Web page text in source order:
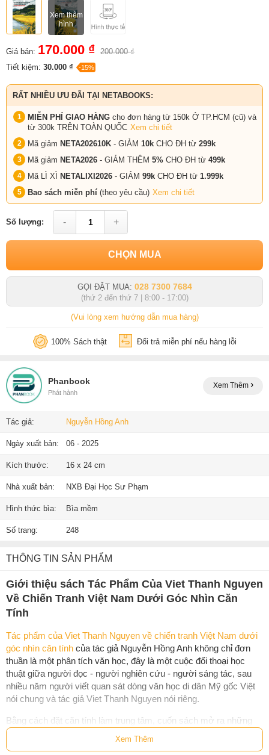
Xem thêm
hình
Giá bán: 170.000 ₫ 200.000 ₫
Tiết kiệm: 30.000 ₫ -15%
RẤT NHIỀU ƯU ĐÃI TẠI NETABOOKS:
MIỄN PHÍ GIAO HÀNG cho đơn hàng từ 150k Ở TP.HCM (cũ) và
từ 300k TRÊN TOÀN QUỐC Xem chi tiết
Mã giảm NETA202610K - GIẢM 10k CHO ĐH từ 299k
Mã giảm NETA2026 - GIẢM THÊM 5% CHO ĐH từ 499k
Mã LÌ XÌ NETALIXI2026 - GIẢM 99k CHO ĐH từ 1.999k
Bao sách miễn phí (theo yêu cầu) Xem chi tiết
Số lượng: - +
CHỌN MUA
GỌI ĐẶT MUA: 028 7300 7684
(thứ 2 đến thứ 7 | 8:00 - 17:00)
(Vui lòng xem hướng dẫn mua hàng)
100% Sách thật Đổi trả miễn phí nếu hàng lỗi
Phanbook
Phát hành
Xem Thêm
Tác giả: Nguyễn Hồng Anh
Ngày xuất bản: 06 - 2025
Kích thước: 16 x 24 cm
Nhà xuất bản: NXB Đại Học Sư Phạm
Hình thức bìa: Bìa mềm
Số trang: 248
THÔNG TIN SẢN PHẨM
Giới thiệu sách Tác Phẩm Của Viet Thanh Nguyen
Về Chiến Tranh Việt Nam Dưới Góc Nhìn Căn
Tính
Tác phẩm của Viet Thanh Nguyen về chiến tranh Việt Nam dưới
góc nhìn căn tính của tác giả Nguyễn Hồng Anh không chỉ đơn
thuần là một phân tích văn học, đây là một cuộc đối thoại học
thuật giữa người đọc - người nghiên cứu - người sáng tác, sau
nhiều năm người viết quan sát dòng văn học di dân Mỹ gốc Việt
nói chung và tác giả Viet Thanh Nguyen nói riêng.
Bằng cách đặt căn tính làm trung tâm, cuốn sách mở ra những
câu hỏi lớn: Làm sao con người có thể tự định nghĩa mình sau
chiến tranh? Làm sao cộng đồng di dân có thể cất lên tiếng nói
Xem Thêm